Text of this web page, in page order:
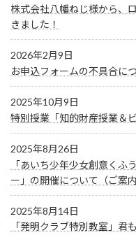
株式会社八幡ねじ様から、
きました！
2026年2月9日
お申込フォームの不具合に
2025年10月9日
特別授業「知的財産授業＆
2025年8月26日
「あいち少年少女創意くふ
ー」の開催について（ご案内
2025年8月14日
「発明クラブ特別教室」君